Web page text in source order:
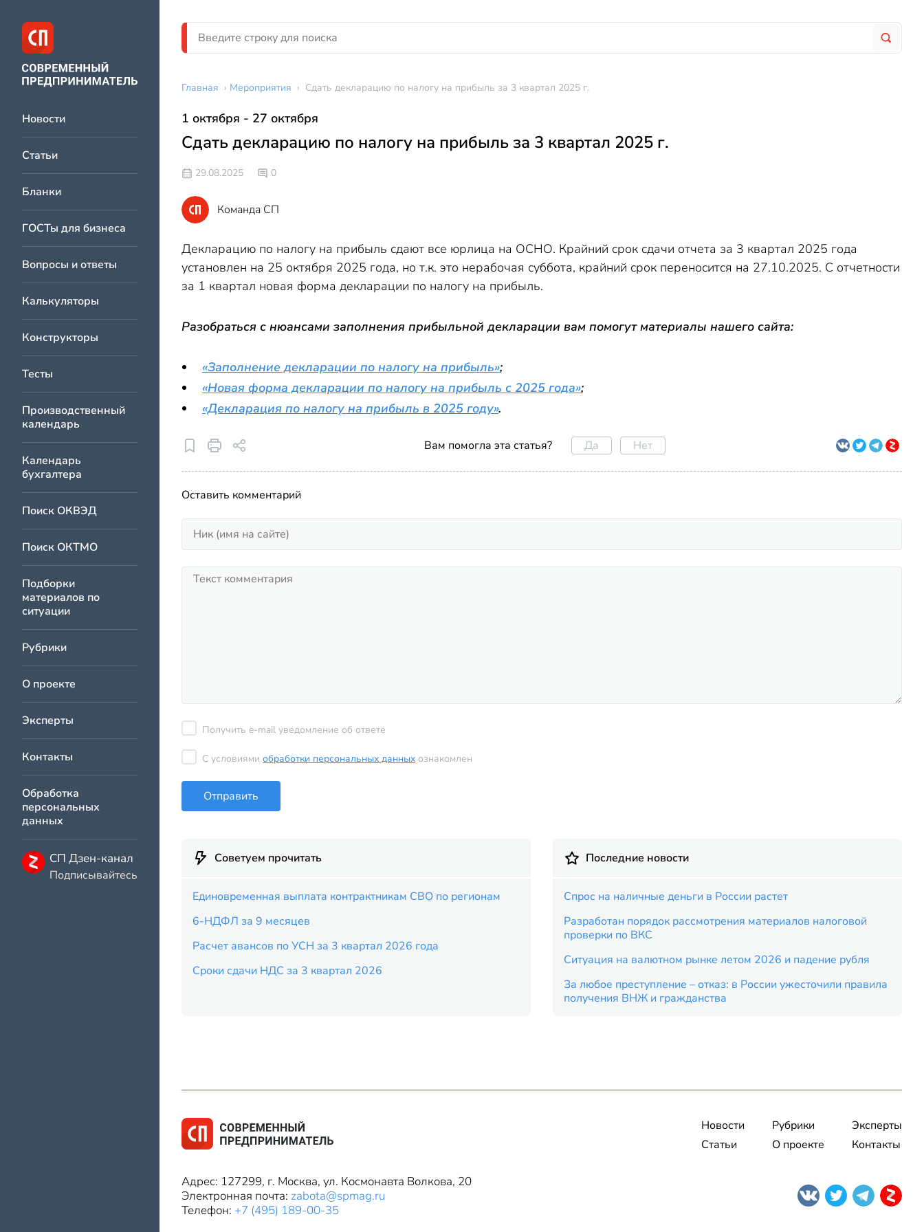
Новости
Статьи
Бланки
ГОСТы для бизнеса
Вопросы и ответы
Калькуляторы
Конструкторы
Тесты
Производственный
календарь
Календарь
бухгалтера
Поиск ОКВЭД
Поиск ОКТМО
Подборки
материалов по
ситуации
Рубрики
О проекте
Эксперты
Контакты
Обработка
персональных
данных
СП Дзен-канал
Подписывайтесь
Главная › Мероприятия › Сдать декларацию по налогу на прибыль за 3 квартал 2025 г.
1 октября - 27 октября
Сдать декларацию по налогу на прибыль за 3 квартал 2025 г.
29.08.2025 0
Команда СП
Декларацию по налогу на прибыль сдают все юрлица на ОСНО. Крайний срок сдачи отчета за 3 квартал 2025 года
установлен на 25 октября 2025 года, но т.к. это нерабочая суббота, крайний срок переносится на 27.10.2025. С отчетности
за 1 квартал новая форма декларации по налогу на прибыль.
Разобраться с нюансами заполнения прибыльной декларации вам помогут материалы нашего сайта:
«Заполнение декларации по налогу на прибыль»;
«Новая форма декларации по налогу на прибыль с 2025 года»;
«Декларация по налогу на прибыль в 2025 году».
Вам помогла эта статья? Да Нет
Оставить комментарий
Получить e-mail уведомление об ответе
С условиями обработки персональных данных ознакомлен
Отправить
Советуем прочитать
Единовременная выплата контрактникам СВО по регионам
6-НДФЛ за 9 месяцев
Расчет авансов по УСН за 3 квартал 2026 года
Сроки сдачи НДС за 3 квартал 2026
Последние новости
Спрос на наличные деньги в России растет
Разработан порядок рассмотрения материалов налоговой
проверки по ВКС
Ситуация на валютном рынке летом 2026 и падение рубля
За любое преступление – отказ: в России ужесточили правила
получения ВНЖ и гражданства
Новости
Статьи
Рубрики
О проекте
Эксперты
Контакты
Адрес: 127299, г. Москва, ул. Космонавта Волкова, 20
Электронная почта: zabota@spmag.ru
Телефон: +7 (495) 189-00-35